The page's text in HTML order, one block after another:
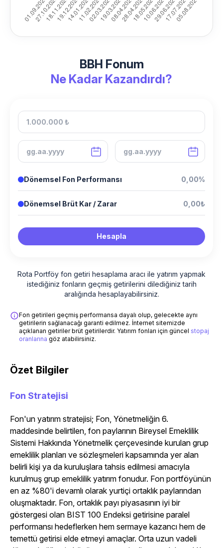
BBH Fonum
Ne Kadar Kazandırdı?
Dönemsel Fon Performansı 0,00%
Dönemsel Brüt Kar / Zarar 0,00₺
Hesapla
Rota Portföy fon getiri hesaplama aracı ile yatırım yapmak
istediğiniz fonların geçmiş getirilerini dilediğiniz tarih
aralığında hesaplayabilirsiniz.
Fon getirileri geçmiş performansa dayalı olup, gelecekte aynı
getirilerin sağlanacağı garanti edilmez. İnternet sitemizde
açıklanan getiriler brüt getirilerdir. Yatırım fonları için güncel stopaj
oranlarına göz atabilirsiniz.
Özet Bilgiler
Fon Stratejisi
Fon'un yatırım stratejisi; Fon, Yönetmeliğin 6.
maddesinde belirtilen, fon paylarının Bireysel Emeklilik
Sistemi Hakkında Yönetmelik çerçevesinde kurulan grup
emeklilik planları ve sözleşmeleri kapsamında yer alan
belirli kişi ya da kuruluşlara tahsis edilmesi amacıyla
kurulmuş grup emeklilik yatırım fonudur. Fon portföyünün
en az %80'i devamlı olarak yurtiçi ortaklık paylarından
oluşmaktadır. Fon, ortaklık payı piyasasının iyi bir
göstergesi olan BIST 100 Endeksi getirisine paralel
performansı hedeflerken hem sermaye kazancı hem de
temettü getirisi elde etmeyi amaçlar. Orta uzun vadeli